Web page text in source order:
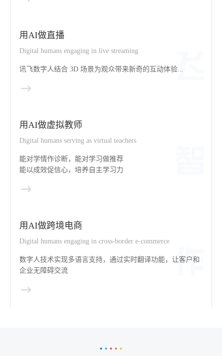
用AI做直播
Digital humans engaging in live streaming
讯飞数字人结合 3D 场景为观众带来新奇的互动体验...
用AI做虚拟教师
Digital humans serving as virtual teachers
能对学情作诊断，能对学习做推荐
能以成效促信心，培养自主学习力
用AI做跨境电商
Digital humans engaging in cross-border e-commerce
数字人技术实现多语言支持，通过实时翻译功能，让客户和
企业无障碍交流